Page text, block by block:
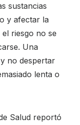
sustancias
y afectar la
riesgo no se
Una
no despertar
lenta o
Salud reportó